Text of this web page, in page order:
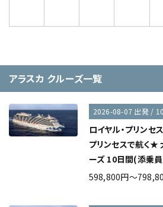
アラスカ クルーズ一覧
2026-08-07 出発 /
ロイヤル・プリンセ
プリンセスで航く★
ーズ 10日間(添乗
598,800円～